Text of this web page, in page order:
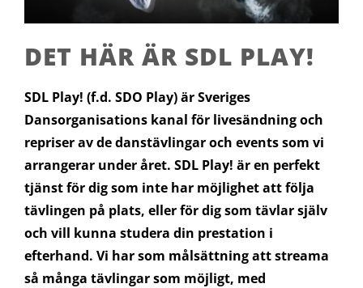
DET HÄR ÄR SDL PLAY!
SDL Play! (f.d. SDO Play) är Sveriges
Dansorganisations kanal för livesändning och
repriser av de danstävlingar och events som vi
arrangerar under året. SDL Play! är en perfekt
tjänst för dig som inte har möjlighet att följa
tävlingen på plats, eller för dig som tävlar själv
och vill kunna studera din prestation i
efterhand. Vi har som målsättning att streama
så många tävlingar som möjligt, med